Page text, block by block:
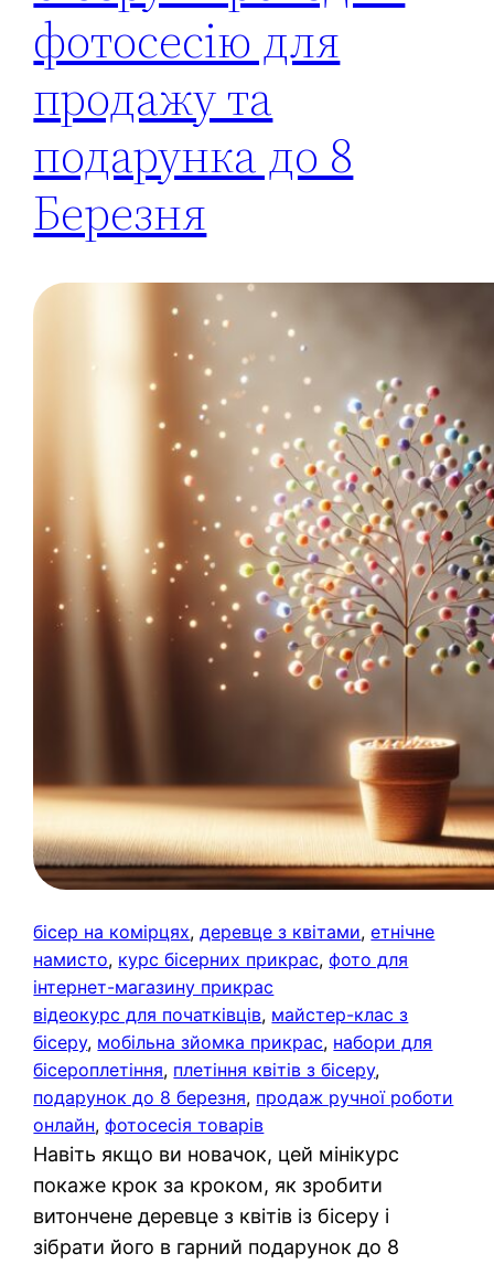
фотосесію для
продажу та
подарунка до 8
Березня
бісер на комірцях, деревце з квітами, етнічне
намисто, курс бісерних прикрас, фото для
інтернет-магазину прикрас
відеокурс для початківців, майстер-клас з
бісеру, мобільна зйомка прикрас, набори для
бісероплетіння, плетіння квітів з бісеру
подарунок до 8 березня, продаж ручної роботи
онлайн, фотосесія товарів
Навіть якщо ви новачок, цей мінікурс
покаже крок за кроком, як зробити
витончене деревце з квітів із бісеру і
зібрати його в гарний подарунок до 8